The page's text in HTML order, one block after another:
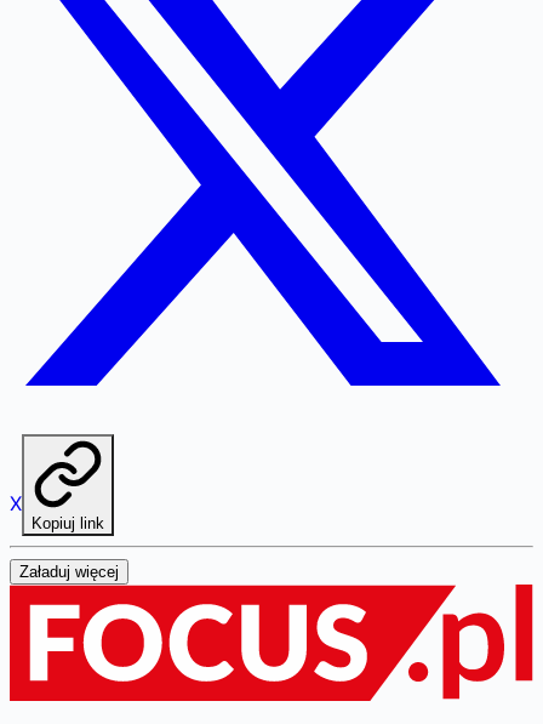
X
Kopiuj link
Załaduj więcej